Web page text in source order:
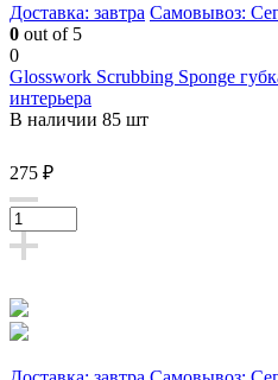
Доставка: завтра Самовывоз:
0 out of 5
0
Glosswork Scrubbing Sponge
интерьера
В наличии 85 шт
275 ₽